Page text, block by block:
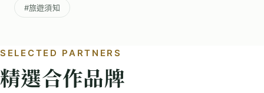
#旅遊須知
SELECTED PARTNERS
精選合作品牌